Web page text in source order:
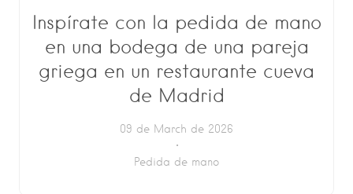
Inspírate con la pedida de mano
en una bodega de una pareja
griega en un restaurante cueva
de Madrid
09 de March de 2026
Pedida de mano